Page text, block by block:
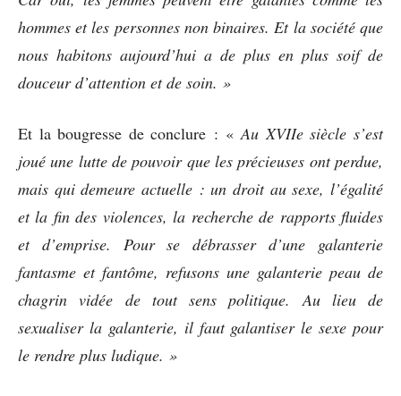
hommes et les personnes non binaires. Et la société que
nous habitons aujourd’hui a de plus en plus soif de
douceur d’attention et de soin. »
Et la bougresse de conclure : «Au XVIIe siècle s’est
joué une lutte de pouvoir que les précieuses ont perdue,
mais qui demeure actuelle : un droit au sexe, l’égalité
et la fin des violences, la recherche de rapports fluides
et d’emprise. Pour se débrasser d’une galanterie
fantasme et fantôme, refusons une galanterie peau de
chagrin vidée de tout sens politique. Au lieu de
sexualiser la galanterie, il faut galantiser le sexe pour
le rendre plus ludique. »